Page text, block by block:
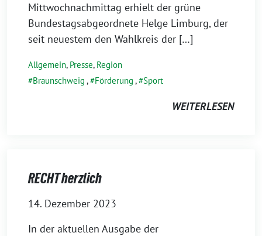
Mittwochnachmittag erhielt der grüne
Bundestagsabgeordnete Helge Limburg, der
seit neuestem den Wahlkreis der […]
Allgemein, Presse, Region
Braunschweig , Förderung , Sport
WEITERLESEN
RECHT herzlich
14. Dezember 2023
In der aktuellen Ausgabe der